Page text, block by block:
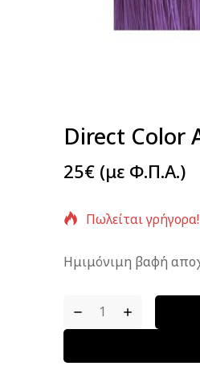
Direct Color
25€ (με Φ.Π.Α.)
Πωλείται
Ημιμόνιμη βαφή